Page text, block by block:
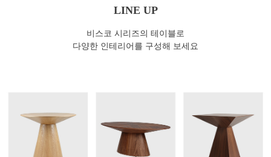
LINE UP
비스코 시리즈의 테이블로
다양한 인테리어를 구성해 보세요